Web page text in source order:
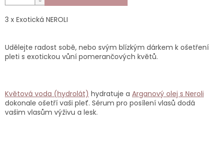
3 x Exotická NEROLI
Udělejte radost sobě, nebo svým blízkým dárkem k ošetření
pleti s exotickou vůní pomerančových květů.
Květová voda (hydrolát) hydratuje a Arganový olej s Neroli
dokonale ošetří vaši pleť. Sérum pro posílení vlasů dodá
vašim vlasům výživu a lesk.